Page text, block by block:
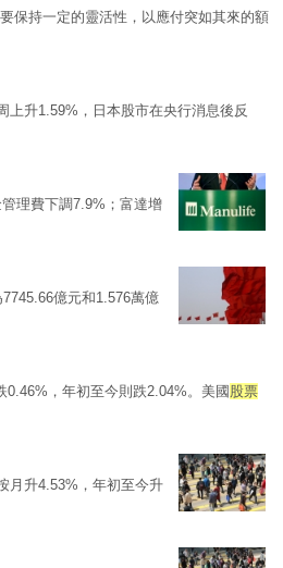
保持一定的靈活性，以應付突如其來的額
上升1.59%，日本股市在央行消息後反
理費下調7.9%；富達增
億元和1.576萬億
0.46%，年初至今則跌2.04%。美國 股票
月升4.53%，年初至今升